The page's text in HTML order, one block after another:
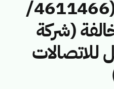
المعلومات رقم (4611466/
لمخالفة (شركة
للاتصالات